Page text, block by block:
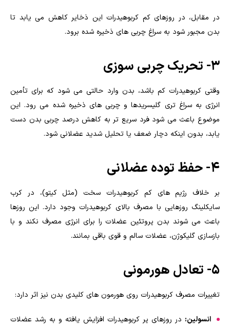
در مقابل، در روزهای کم کربوهیدرات این ذخایر کاهش می یابد تا
بدن مجبور شود به سراغ چربی های ذخیره شده برود.
۳- تحریک چربی سوزی
وقتی کربوهیدرات کم باشد، بدن وارد حالتی می شود که برای تأمین
انرژی به سراغ تری گلیسریدها و چربی های ذخیره شده می رود. این
موضوع باعث می شود فرد سریع تر به کاهش درصد چربی بدن دست
یابد، بدون اینکه دچار ضعف یا تحلیل شدید عضلانی شود.
۴- حفظ توده عضلانی
بر خلاف رژیم های کم کربوهیدرات سخت (مثل کیتو)، در کرب
سایکلینگ روزهایی با مصرف بالای کربوهیدرات وجود دارد. این روزها
باعث می شوند بدن پروتئین عضلات را برای انرژی مصرف نکند و با
بازسازی گلیکوژن، عضلات سالم و قوی باقی بمانند.
۵- تعادل هورمونی
تغییرات مصرف کربوهیدرات روی هورمون های کلیدی بدن نیز اثر دارد:
انسولین: در روزهای پر کربوهیدرات افزایش یافته و به رشد عضلات